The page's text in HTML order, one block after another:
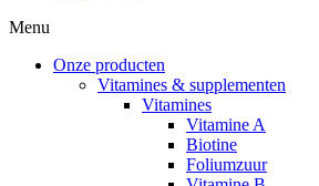
Menu
Onze producten
Vitamines & supplementen
Vitamines
Vitamine A
Biotine
Foliumzuur